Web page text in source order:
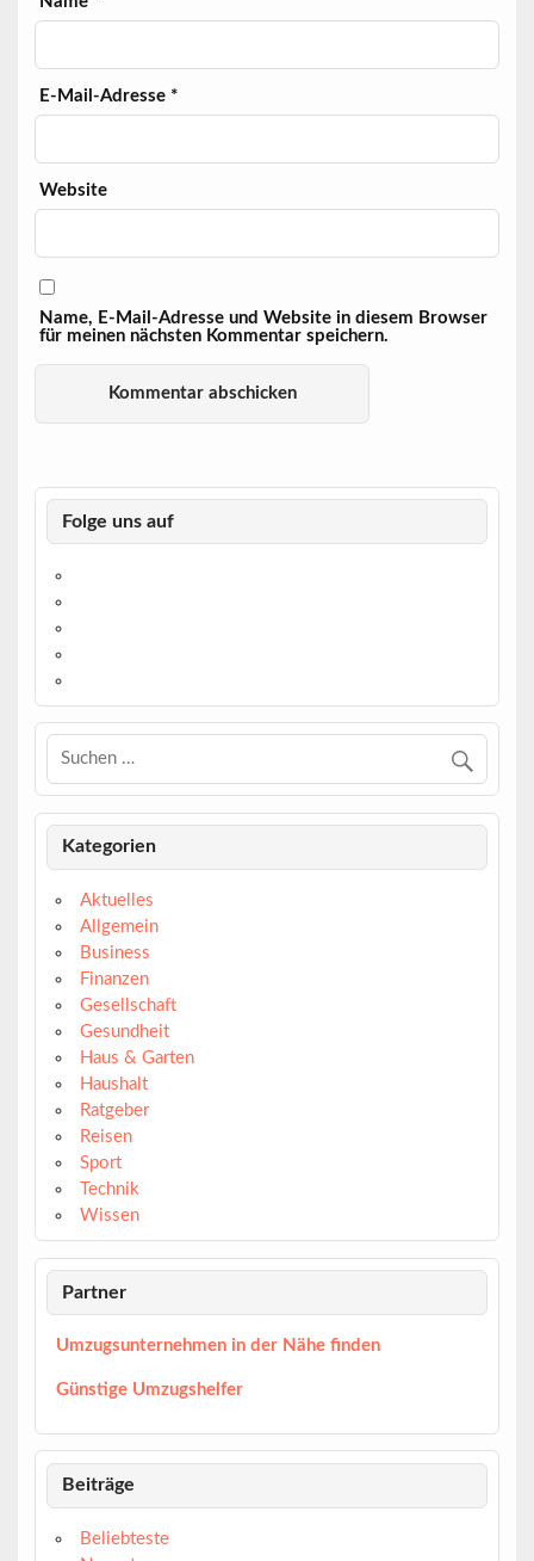
E-Mail-Adresse *
Website
Name, E-Mail-Adresse und Website in diesem Browser
für meinen nächsten Kommentar speichern.
Folge uns auf
Kategorien
Aktuelles
Allgemein
Business
Finanzen
Gesellschaft
Gesundheit
Haus & Garten
Haushalt
Ratgeber
Reisen
Sport
Technik
Wissen
Partner
Umzugsunternehmen in der Nähe finden
Günstige Umzugshelfer
Beiträge
Beliebteste